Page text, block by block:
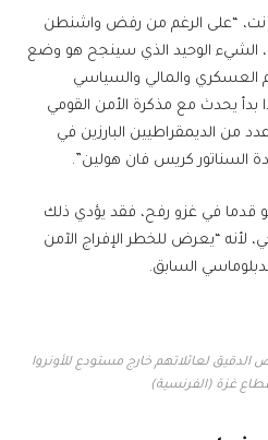
نت، “على الرغم من رفض واشنطن
الشيء الوحيد الذي سينجح هو وضع
العسكري والمالي والسياسي
بدأ يحدث مع مذكرة الأمن القومي
من الديمقراطيين البارزين في
السناتور كريس فان هولين”.
قدما في غزو رفح، فقد يؤدي ذلك
لأنه “يعرض للخطر الإفراج الآمن
السابق.
لعائلاتهم خارج مستودع للأونروا
غزة (الفرنسية)